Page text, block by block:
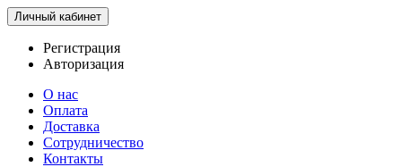
Личный кабинет
Регистрация
Авторизация
О нас
Оплата
Доставка
Сотрудничество
Контакты